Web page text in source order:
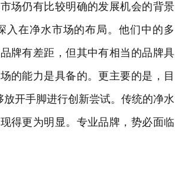
仍有比较明确的发展机会的背景
在净水市场的布局。他们中的多
牌有差距，但其中有相当的品牌具
的能力是具备的。更主要的是，目
开手脚进行创新尝试。传统的净水
得更为明显。专业品牌，势必面临